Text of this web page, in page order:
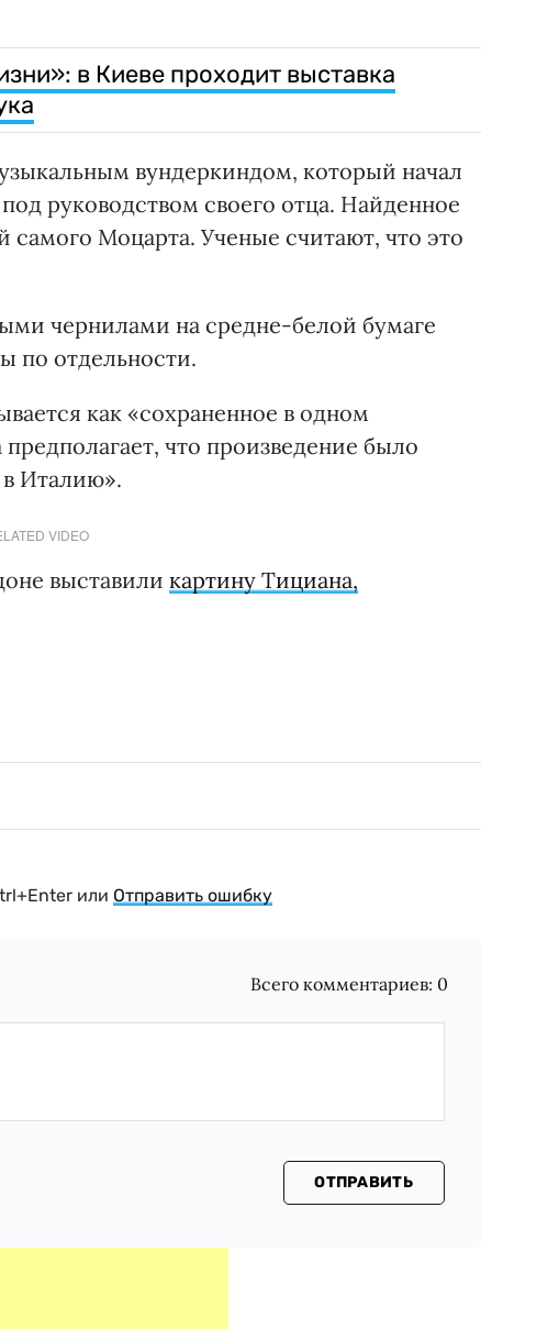
в Киеве проходит выставка
вундеркиндом, который начал
руководством своего отца. Найденное
Моцарта. Ученые считают, что это
чернилами на средне-белой бумаге
по отдельности.
как «сохраненное в одном
что произведение было
Италию».
VIDEO
выставили картину Тициана,
или Отправить ошибку
Всего комментариев: 0
ОТПРАВИТЬ